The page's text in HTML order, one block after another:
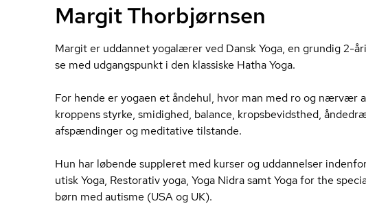
Margit Thorbjørnsen
Margit er uddannet yogalærer ved Dansk Yoga, en grundig 2-
se med udgangspunkt i den klassiske Hatha Yoga.
For hende er yogaen et åndehul, hvor man med ro og nærvær
kroppens styrke, smidighed, balance, kro­ps­be­vidst­hed,
afspændinger og meditative tilstande.
Hun har løbende suppleret med kurser og uddannelser
u­tisk Yoga, Restorativ yoga, Yoga Nidra samt Yoga for the
børn med autisme (USA og UK).